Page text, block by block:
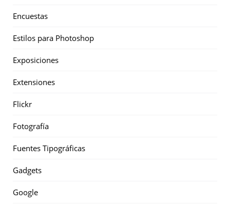
Encuestas
Estilos para Photoshop
Exposiciones
Extensiones
Flickr
Fotografía
Fuentes Tipográficas
Gadgets
Google